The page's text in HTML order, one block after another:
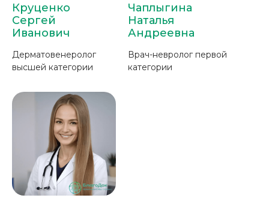
Круценко
Сергей
Иванович
Дерматовенеролог
высшей категории
Чаплыгина
Наталья
Андреевна
Врач-невролог первой
категории